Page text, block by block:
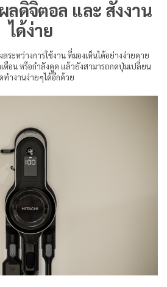
ลดิจิตอล และ สั่งงาน
ได้ง่าย
ระหว่างการใช้งาน ที่มองเห็นได้อย่างง่ายดาย
ตือน หรือกำลังดูด แล้วยังสามารถกดปุ่มเปลี่ยน
ทำงานง่ายๆได้อีกด้วย